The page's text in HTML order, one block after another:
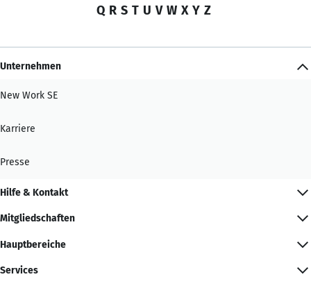
Q R S T U V W X Y Z
Unternehmen
New Work SE
Karriere
Presse
Hilfe & Kontakt
Mitgliedschaften
Hauptbereiche
Services